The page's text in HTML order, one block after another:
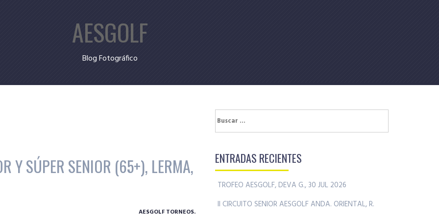
AESGOLF
Blog Fotográfico
Y SÚPER SENIOR (65+), LERMA,
AESGOLF TORNEOS.
Buscar:
ENTRADAS RECIENTES
TROFEO AESGOLF, DEVA G., 30 JUL 2026
II CIRCUITO SENIOR AESGOLF ANDA. ORIENTAL, R.